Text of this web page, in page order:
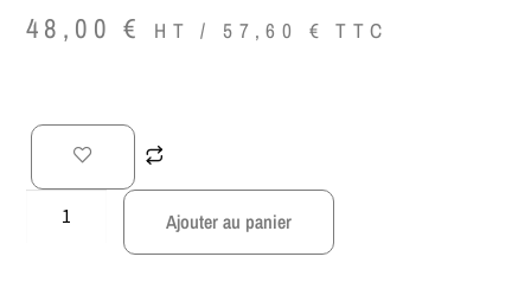
48,00€ HT /57,60 € TTC
Ajouter au panier